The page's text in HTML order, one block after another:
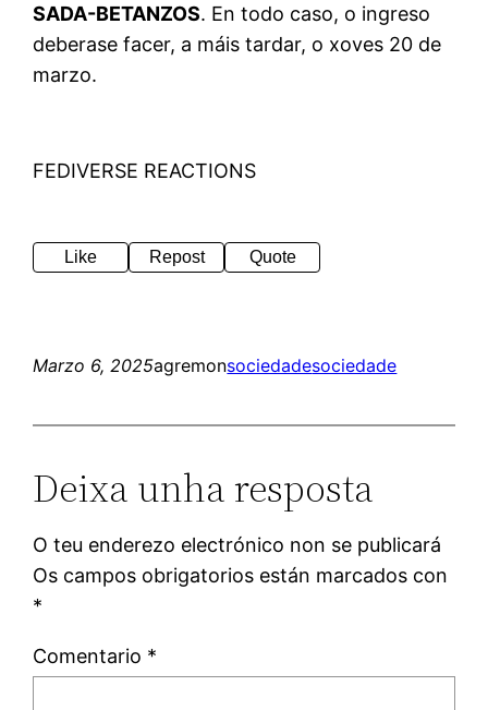
SADA-BETANZOS. En todo caso, o ingreso
deberase facer, a máis tardar, o xoves 20 de
marzo.
FEDIVERSE REACTIONS
Like Repost Quote
Marzo 6, 2025agremonsociedadesociedade
Deixa unha resposta
O teu enderezo electrónico non se publicará
Os campos obrigatorios están marcados con
*
Comentario *